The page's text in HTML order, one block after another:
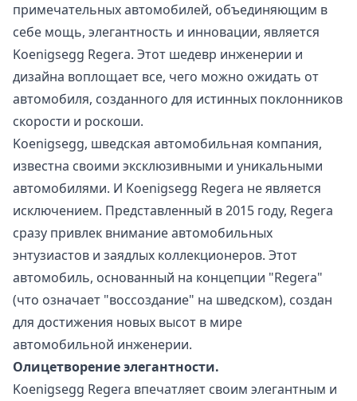
примечательных автомобилей, объединяющим в
себе мощь, элегантность и инновации, является
Koenigsegg Regera. Этот шедевр инженерии и
дизайна воплощает все, чего можно ожидать от
автомобиля, созданного для истинных поклонников
скорости и роскоши.
Koenigsegg, шведская автомобильная компания,
известна своими эксклюзивными и уникальными
автомобилями. И Koenigsegg Regera не является
исключением. Представленный в 2015 году, Regera
сразу привлек внимание автомобильных
энтузиастов и заядлых коллекционеров. Этот
автомобиль, основанный на концепции "Regera"
(что означает "воссоздание" на шведском), создан
для достижения новых высот в мире
автомобильной инженерии.
Олицетворение элегантности.
Koenigsegg Regera впечатляет своим элегантным и